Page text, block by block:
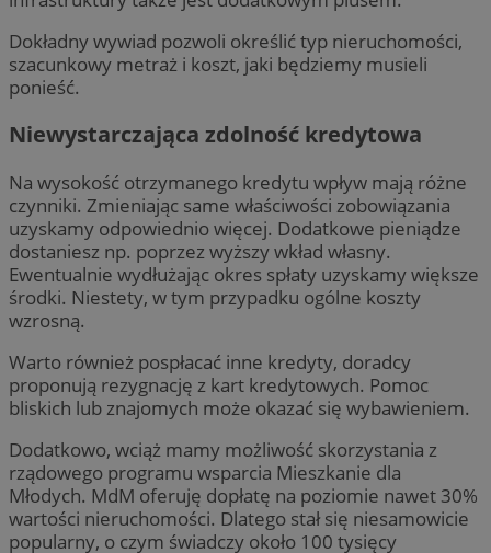
Dokładny wywiad pozwoli określić typ nieruchomości,
szacunkowy metraż i koszt, jaki będziemy musieli
ponieść.
Niewystarczająca zdolność kredytowa
Na wysokość otrzymanego kredytu wpływ mają różne
czynniki. Zmieniając same właściwości zobowiązania
uzyskamy odpowiednio więcej. Dodatkowe pieniądze
dostaniesz np. poprzez wyższy wkład własny.
Ewentualnie wydłużając okres spłaty uzyskamy większe
środki. Niestety, w tym przypadku ogólne koszty
wzrosną.
Warto również pospłacać inne kredyty, doradcy
proponują rezygnację z kart kredytowych. Pomoc
bliskich lub znajomych może okazać się wybawieniem.
Dodatkowo, wciąż mamy możliwość skorzystania z
rządowego programu wsparcia Mieszkanie dla
Młodych. MdM oferuję dopłatę na poziomie nawet 30%
wartości nieruchomości. Dlatego stał się niesamowicie
popularny, o czym świadczy około 100 tysięcy